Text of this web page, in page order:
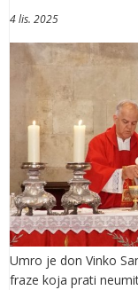
4 lis. 2025
Umro je don Vinko
fraze koja prati